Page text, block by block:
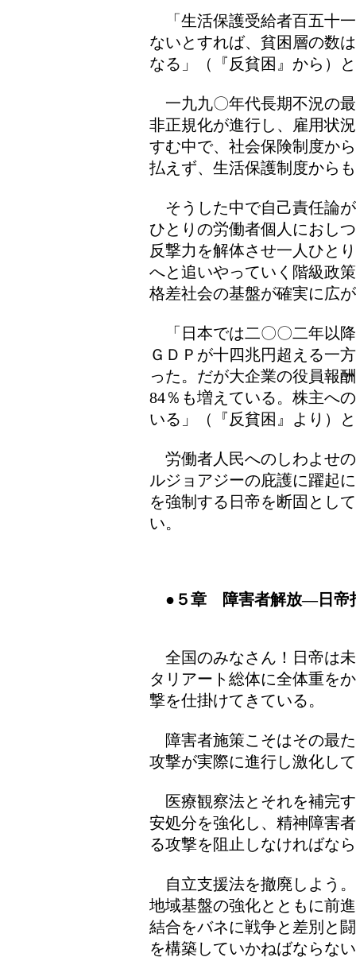
「生活保護受給者百五十
ないとすれば、貧困層の数
なる」（『反貧困』から）
一九九〇年代長期不況の
非正規化が進行し、雇用状
すむ中で、社会保険制度か
払えず、生活保護制度から
そうした中で自己責任論
ひとりの労働者個人におし
反撃力を解体させ一人ひと
へと追いやっていく階級政
格差社会の基盤が確実に広
「日本では二〇〇二年以
ＧＤＰが十四兆円超える一
った。だが大企業の役員報
84％も増えている。株主へ
いる」（『反貧困』より）
労働者人民へのしわよせ
ルジョアジーの庇護に躍起
を強制する日帝を断固とし
い。
● ５章 障害者解放―日帝
全国のみなさん！日帝は
タリアート総体に全体重を
撃を仕掛けてきている。
障害者施策こそはその最
攻撃が実際に進行し激化し
医療観察法とそれを補完
安処分を強化し、精神障害
る攻撃を阻止しなければな
自立支援法を撤廃しよう
地域基盤の強化とともに前
結合をバネに戦争と差別と
を構築していかねばならな